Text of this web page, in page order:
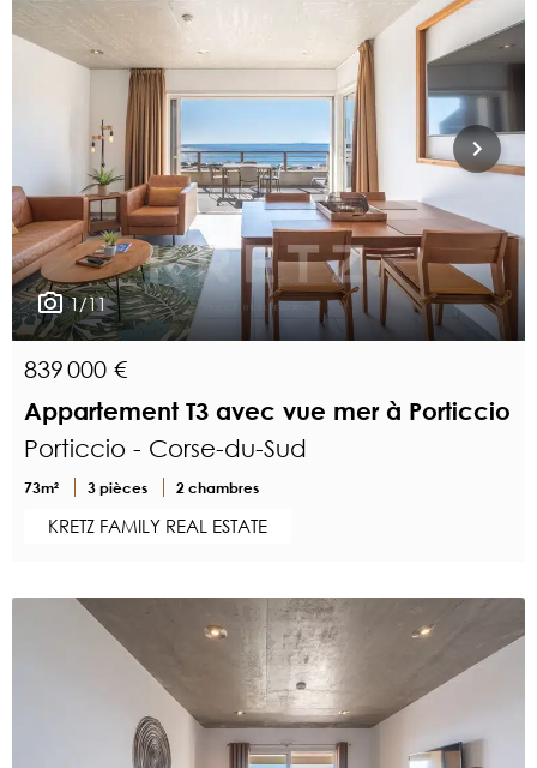
1/11
839 000 €
Appartement T3 avec vue mer à Porticcio
Porticcio - Corse-du-Sud
73m² 3 pièces 2 chambres
KRETZ FAMILY REAL ESTATE